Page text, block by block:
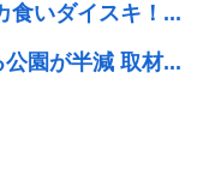
食いダイスキ！...
公園が半減 取材...